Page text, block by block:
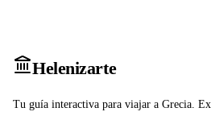
Helenizarte
Tu guía interactiva para viajar a Grecia.